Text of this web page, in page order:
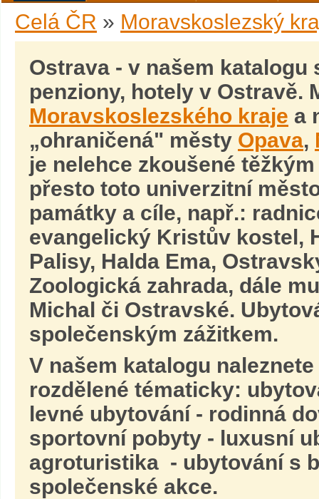
Celá ČR » Moravskoslezský
Ostrava - v našem
penziony, hotely v Ostravě.
Moravskoslezského kraje a
„ohraničená" městy Opava,
je nelehce zkoušené
přesto toto univerzitní
památky a cíle, např.:
evangelický Kristův kostel,
Palisy, Halda Ema,
Zoologická zahrada, dále
Michal či Ostravské.
společenským zážitkem.
V našem katalogu
rozdělené tématicky:
levné ubytování - rodinná
sportovní pobyty - luxusní
agroturistika - ubytování s
společenské akce.